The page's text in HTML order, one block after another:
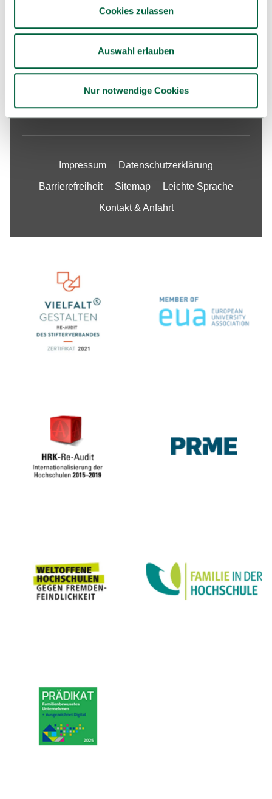
Cookies zulassen
Auswahl erlauben
Nur notwendige Cookies
Fakultäten
Unsere Stellenangebote
Impressum Datenschutzerklärung
Barrierefreiheit Sitemap Leichte Sprache
Kontakt & Anfahrt